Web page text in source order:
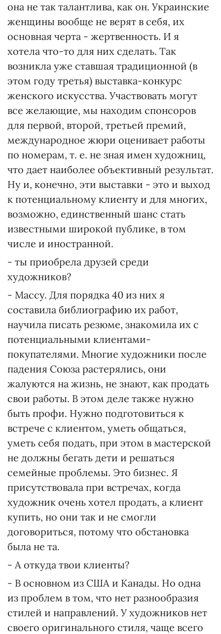
она не так талантлива, как он. Украинские
женщины вообще не верят в себя, их
основная черта - жертвенность. И я
хотела что-то для них сделать. Так
возникла уже ставшая традиционной (в
этом году третья) выставка-конкурс
женского искусства. Участвовать могут
все желающие, мы находим спонсоров
для первой, второй, третьей премий,
международное жюри оценивает работы
по номерам, т. е. не зная имен художниц,
что дает наиболее объективный результат.
Ну и, конечно, эти выставки - это и выход
к потенциальному клиенту и для многих,
возможно, единственный шанс стать
известными широкой публике, в том
числе и иностранной.
- ты приобрела друзей среди
художников?
- Массу. Для порядка 40 из них я
составила библиографию их работ,
научила писать резюме, знакомила их с
потенциальными клиентами-
покупателями. Многие художники после
падения Союза растерялись, они
жалуются на жизнь, не знают, как продать
свои работы. В этом деле также нужно
быть профи. Нужно подготовиться к
встрече с клиентом, уметь общаться,
уметь себя подать, при этом в мастерской
не должны бегать дети и решаться
семейные проблемы. Это бизнес. Я
присутствовала при встречах, когда
художник очень хотел продать, а клиент
купить, но они так и не смогли
договориться, потому что обстановка
была не та.
- А откуда твои клиенты?
- В основном из США и Канады. Но одна
из проблем в том, что нет разнообразия
стилей и направлений. У художников нет
своего оригинального стиля, чаще всего